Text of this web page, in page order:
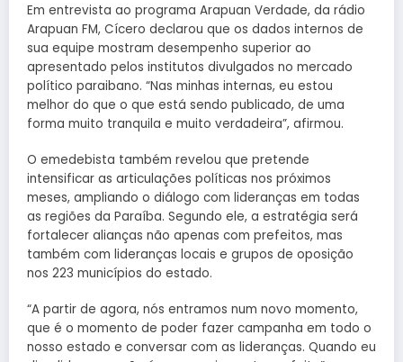
Em entrevista ao programa Arapuan Verdade, da rádio
Arapuan FM, Cícero declarou que os dados internos de
sua equipe mostram desempenho superior ao
apresentado pelos institutos divulgados no mercado
político paraibano. “Nas minhas internas, eu estou
melhor do que o que está sendo publicado, de uma
forma muito tranquila e muito verdadeira”, afirmou.
O emedebista também revelou que pretende
intensificar as articulações políticas nos próximos
meses, ampliando o diálogo com lideranças em todas
as regiões da Paraíba. Segundo ele, a estratégia será
fortalecer alianças não apenas com prefeitos, mas
também com lideranças locais e grupos de oposição
nos 223 municípios do estado.
“A partir de agora, nós entramos num novo momento,
que é o momento de poder fazer campanha em todo o
nosso estado e conversar com as lideranças. Quando eu